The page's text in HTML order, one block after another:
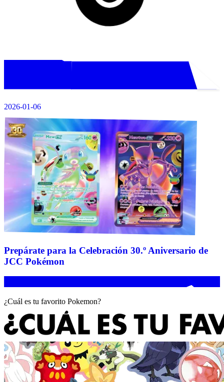
2026-01-06
Prepárate para la Celebración 30.º Aniversario de
JCC Pokémon
¿Cuál es tu favorito Pokemon?